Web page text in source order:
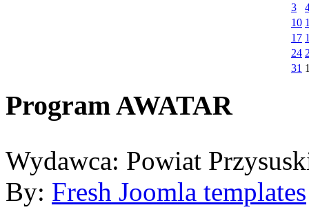
3
10
17
24
31
Program AWATAR
Wydawca: Powiat
By: Fresh Joomla templates